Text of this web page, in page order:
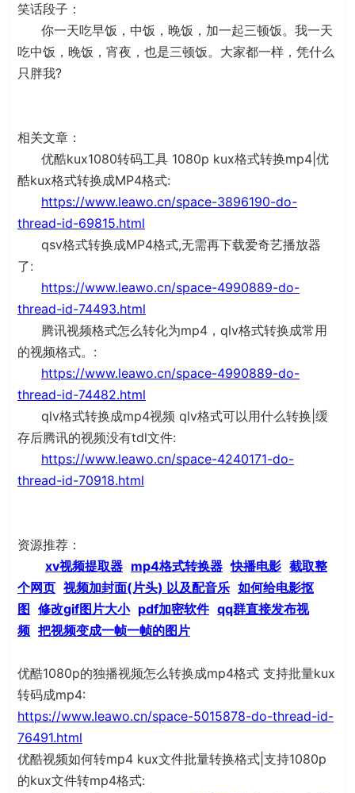
笑话段子：
你一天吃早饭，中饭，晚饭，加一起三顿饭。我一天
吃中饭，晚饭，宵夜，也是三顿饭。大家都一样，凭什么
只胖我?
相关文章：
优酷kux1080转码工具 1080p kux格式转换mp4|优
酷kux格式转换成MP4格式:
https://www.leawo.cn/space-3896190-do-
thread-id-69815.html
qsv格式转换成MP4格式,无需再下载爱奇艺播放器
了:
https://www.leawo.cn/space-4990889-do-
thread-id-74493.html
腾讯视频格式怎么转化为mp4，qlv格式转换成常用
的视频格式。:
https://www.leawo.cn/space-4990889-do-
thread-id-74482.html
qlv格式转换成mp4视频 qlv格式可以用什么转换|缓
存后腾讯的视频没有tdl文件:
https://www.leawo.cn/space-4240171-do-
thread-id-70918.html
资源推荐：
xv视频提取器 mp4格式转换器 快播电影 截取整
个网页 视频加封面(片头) 以及配音乐 如何给电影抠
图 修改gif图片大小 pdf加密软件 qq群直接发布视
频 把视频变成一帧一帧的图片
优酷1080p的独播视频怎么转换成mp4格式 支持批量kux
转码成mp4:
https://www.leawo.cn/space-5015878-do-thread-id-
76491.html
优酷视频如何转mp4 kux文件批量转换格式|支持1080p
的kux文件转mp4格式: